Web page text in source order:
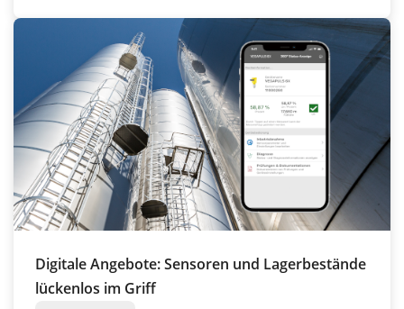
Digitale Angebote: Sensoren und Lagerbestände
lückenlos im Griff